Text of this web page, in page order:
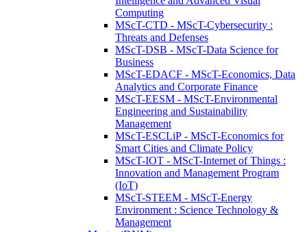
Computing
MScT-CTD - MScT-Cybersecurity :
Threats and Defenses
MScT-DSB - MScT-Data Science for
Business
MScT-EDACF - MScT-Economics, Data
Analytics and Corporate Finance
MScT-EESM - MScT-Environmental
Engineering and Sustainability
Management
MScT-ESCLiP - MScT-Economics for
Smart Cities and Climate Policy
MScT-IOT - MScT-Internet of Things :
Innovation and Management Program
(IoT)
MScT-STEEM - MScT-Energy
Environment : Science Technology &
Management